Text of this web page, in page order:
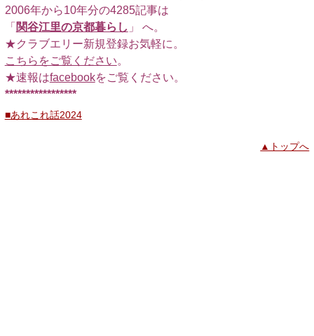
2006年から10年分の4285記事は
「 関谷江里の京都暮らし 」 へ。
★クラブエリー新規登録お気軽に。
こちらをご覧ください。
★速報はfacebookをご覧ください。
*****************
■あれこれ話2024
▲トップへ